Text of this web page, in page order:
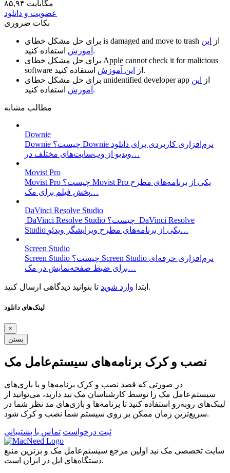
۸۵,۹۴ مگابایت
عضویت و دانلود
نکات ضروری
is damaged and move to trash از
این
آموزش استفاده کنید.
Apple cannot check it for malicious
software
از این آموزش
استفاده کنید.
unidentified developer app از
این
آموزش استفاده کنید.
مطالب مشابه
Downie
Downie چیست؟ Downie نرم‌افزاری کاربردی برای دانلود
ویدیو از وب‌سایت‌های مختلف در…
Movist Pro
Movist Pro چیست؟ Movist Pro یکی از برنامه‌های مطرح
پخش فیلم برای مک…
DaVinci Resolve Studio
DaVinci Resolve Studio چیست؟ DaVinci Resolve
Studio یکی از برنامه‌های مطرح ویرایشگر ویدئو…
Screen Studio
Screen Studio چیست؟ Screen Studio نرم‌افزاری حرفه‌ای
برای ضبط صفحه‌نمایش در مک…
ابتدا وارد شوید تا بتوانید دیدگاهی ارسال کنید.
لینک‌های دانلود
×
بستن
نصب و کرک برنامه‌های سیستم‌عامل مک
در صورتی که قصد نصب و کرک برنامه‌ها و یا بازی‌های
سیستم‌عامل مک را توسط کارشناسان مک نید دارید، می‌توانید از
لینک‌های رو‌به‌رو استفاده کنید تا برنامه‌ها و بازی‌های مد نظر شما در
سریع‌ترین زمان ممکن بر روی سیستم شما نصب و کرک شود.
ثبت درخواست تماس با پشتیبانی
سایت تخصصی مک نید اولین مرجع سیستم‌عامل مک و برترین منبع
دستگاه‌های اپل در ایران است.